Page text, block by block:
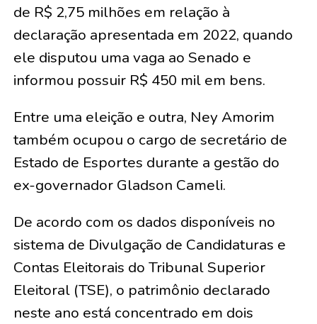
de R$ 2,75 milhões em relação à
declaração apresentada em 2022, quando
ele disputou uma vaga ao Senado e
informou possuir R$ 450 mil em bens.
Entre uma eleição e outra, Ney Amorim
também ocupou o cargo de secretário de
Estado de Esportes durante a gestão do
ex-governador Gladson Cameli.
De acordo com os dados disponíveis no
sistema de Divulgação de Candidaturas e
Contas Eleitorais do Tribunal Superior
Eleitoral (TSE), o patrimônio declarado
neste ano está concentrado em dois